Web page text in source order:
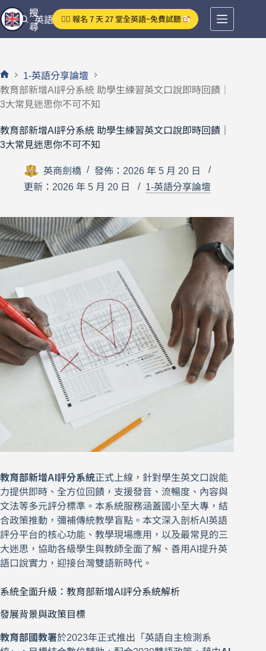
跳
至
主
容
英語分享論壇
搜
尋
👉🏻 報名 7 天 27 堂全英語~免費試聽
首
頁
1-英語分享論壇
教育部新增AI評分系統 助學生練習英文口說即時回饋｜
3大常見迷思你不可不知
教育部新增AI評分系統 助學生練習英文口說即時回饋｜
3大常見迷思你不可不知
英商劍橋
發佈：2026 年 5 月 20 日
更新：2026 年 5 月 20 日
1-英語分享論壇
教育部新增AI評分系統正式上線，針對學生英文口說能
力提供即時、全方位回饋，支援發音、流暢度、內容與
文法等多元評分標準。本系統服務涵蓋國小至大專，結
合政策推動，彌補傳統教學盲點。本文深入剖析AI英語
評分平台的核心功能、教學現場應用，以及最常見的三
大迷思，協助各級學生與教師全面了解、善用AI提升英
語口說實力，迎接台灣雙語新時代。
系統全面升級：教育部新增AI評分系統解析
發展背景與政策目標
教育部國教署於2023年正式推出「英語自主檢測系